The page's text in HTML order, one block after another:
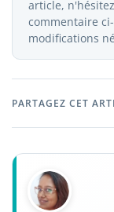
conditions
se renseigner
article,
commentaire
modifications
PARTAGEZ CET